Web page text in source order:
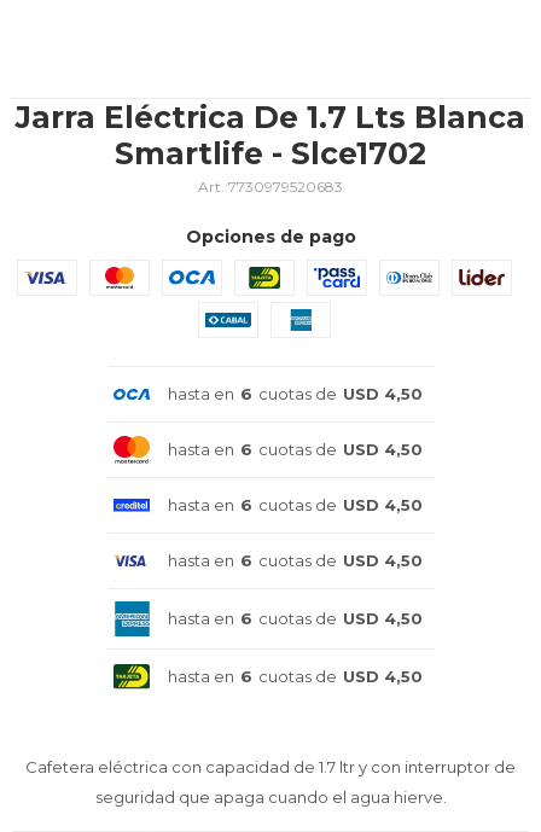
Jarra Eléctrica De 1.7 Lts Blanca
Smartlife - Slce1702
7730979520683
Opciones de pago
hasta en 6 cuotas de USD 4,50
hasta en 6 cuotas de USD 4,50
hasta en 6 cuotas de USD 4,50
hasta en 6 cuotas de USD 4,50
hasta en 6 cuotas de USD 4,50
hasta en 6 cuotas de USD 4,50
Cafetera eléctrica con capacidad de 1.7 ltr y con interruptor de
seguridad que apaga cuando el agua hierve.
Baño
Cuidado personal
Celulares
Outlet
Mis pedidos